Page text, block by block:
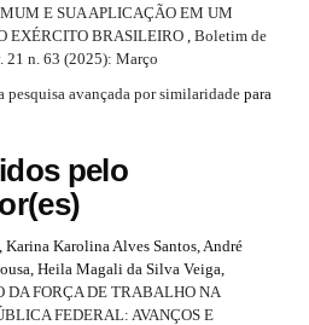
E SUA APLICAÇÃO EM UM
EXÉRCITO BRASILEIRO Boletim de
n. 63 (2025): Março
pesquisa avançada por similaridade para
pelo
Karina Karolina Alves Santos, André
Heila Magali da Silva Veiga,
DA FORÇA DE TRABALHO NA
FEDERAL: AVANÇOS E